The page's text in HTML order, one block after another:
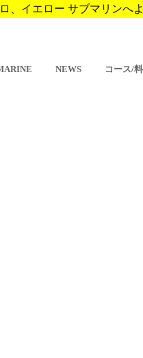
イエロー サブマリンへよ
NEWS コース/